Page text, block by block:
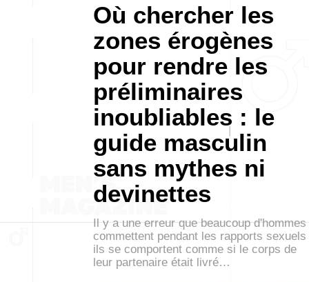
Où chercher les
zones érogènes
pour rendre les
préliminaires
inoubliables : le
guide masculin
sans mythes ni
devinettes
Il y a une erreur que beaucoup d'hommes
commettent pendant les rapports sexuels
ils se comportent comme si le corps de
leur partenaire était livré…